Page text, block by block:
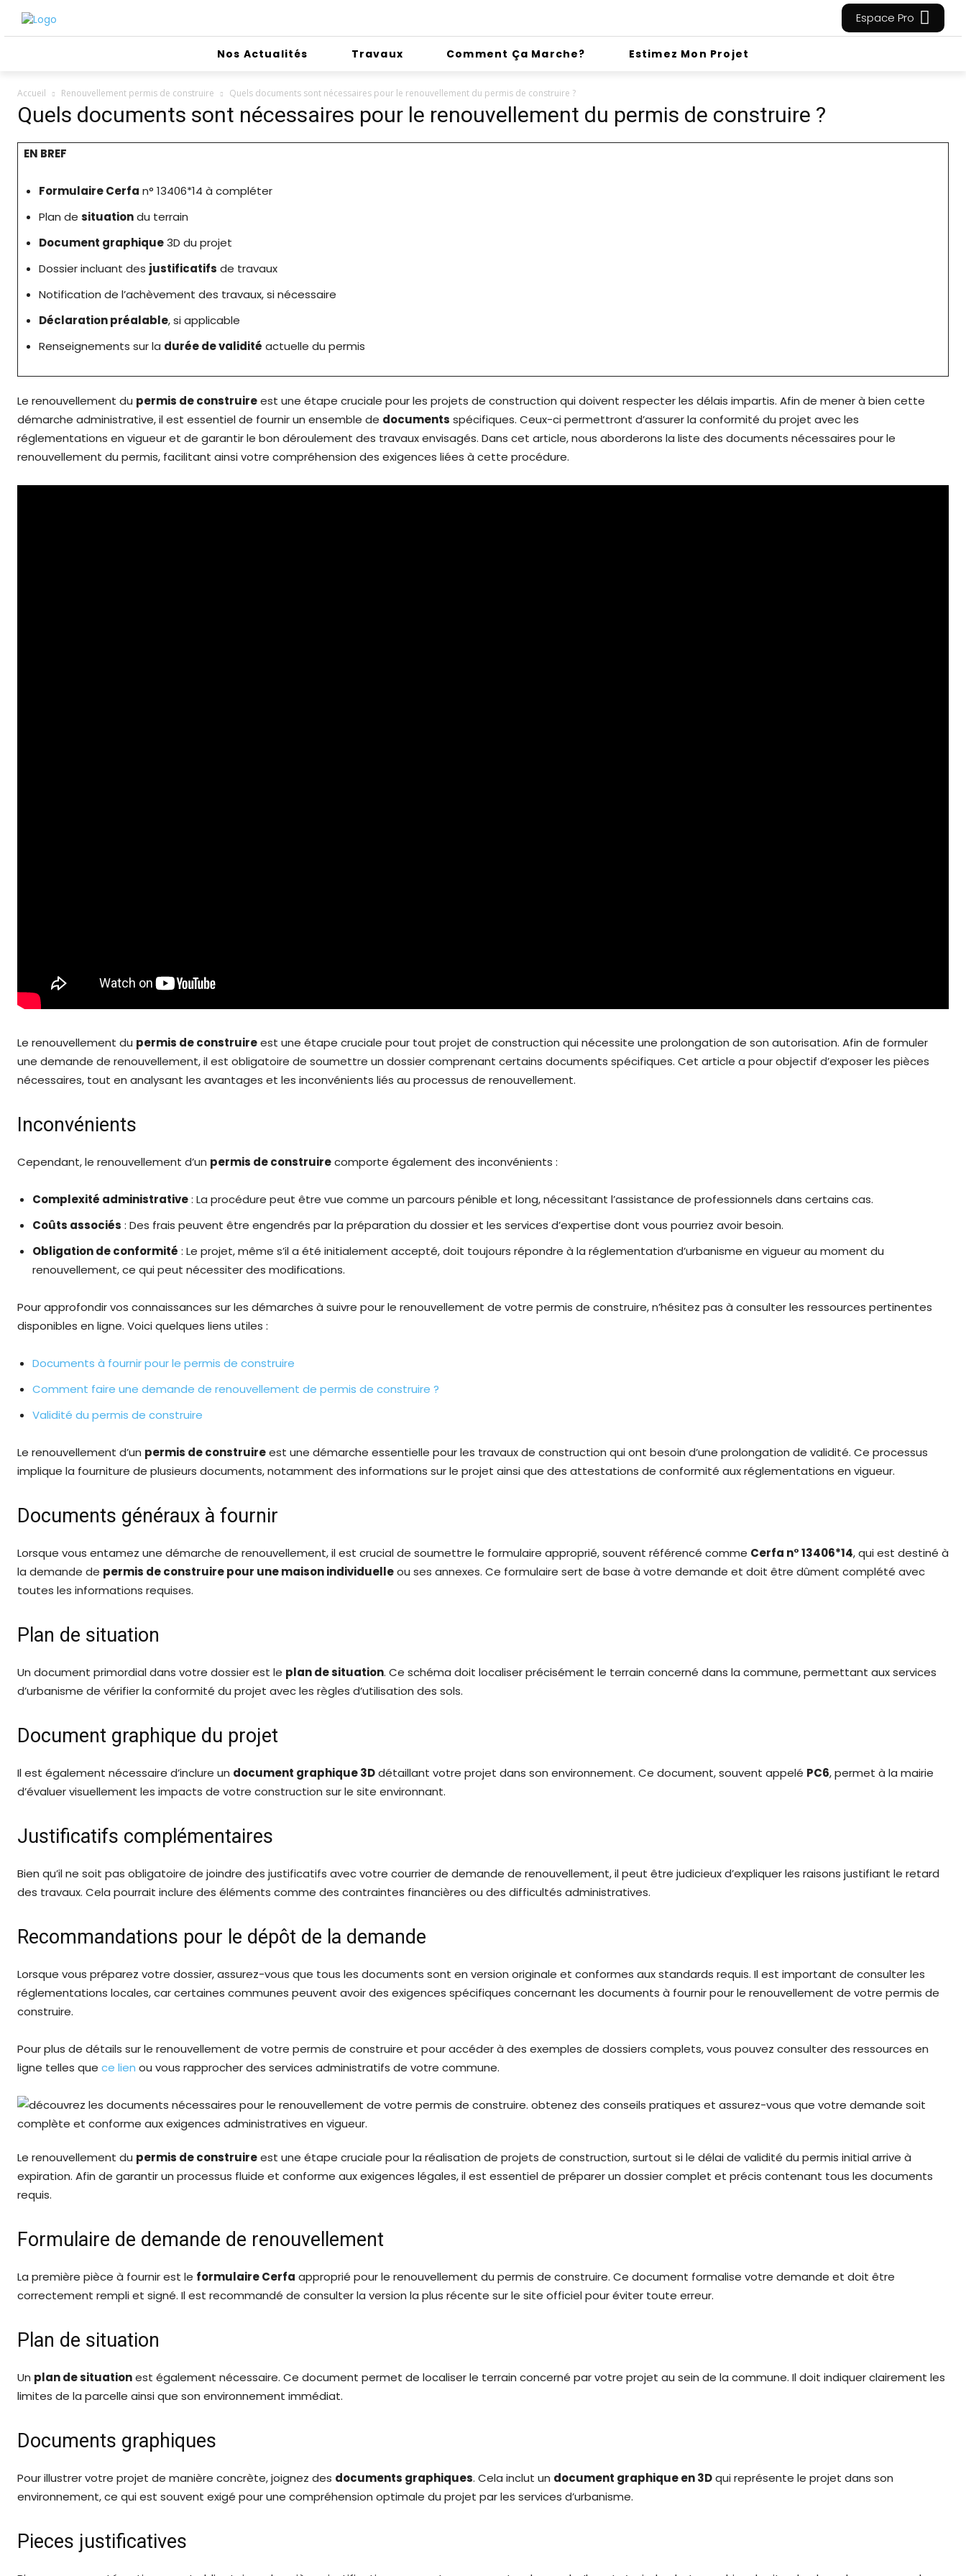
Espace Pro
Nos Actualités Travaux Comment Ça Marche? Estimez Mon Projet
Accueil Renouvellement permis de construire Quels documents sont nécessaires pour le renouvellement du permis de construire ?
Quels documents sont nécessaires pour le renouvellement du permis de construire ?
EN BREF
Formulaire Cerfa n° 13406*14 à compléter
Plan de situationdu terrain
Document graphique3D du projet
Dossier incluant des justificatifs de travaux
Notification de l’achèvement des travaux, si nécessaire
Déclaration préalable, si applicable
Renseignements sur la durée de validité actuelle du permis
Le renouvellement du permis de construireest une étape cruciale pour les projets de construction qui doivent respecter les délais impartis. Afin de mener à bien cette
démarche administrative, il est essentiel de fournir un ensemble de documents spécifiques. Ceux-ci permettront d’assurer la conformité du projet avec les
réglementations en vigueur et de garantir le bon déroulement des travaux envisagés. Dans cet article, nous aborderons la liste des documents nécessaires pour le
renouvellement du permis, facilitant ainsi votre compréhension des exigences liées à cette procédure.
Le renouvellement du permis de construireest une étape cruciale pour tout projet de construction qui nécessite une prolongation de son autorisation. Afin de formuler
une demande de renouvellement, il est obligatoire de soumettre un dossier comprenant certains documents spécifiques. Cet article a pour objectif d’exposer les pièces
nécessaires, tout en analysant les avantages et les inconvénients liés au processus de renouvellement.
Inconvénients
Cependant, le renouvellement d’un permis de construirecomporte également des inconvénients :
Complexité administrative: La procédure peut être vue comme un parcours pénible et long, nécessitant l’assistance de professionnels dans certains cas.
Coûts associés : Des frais peuvent être engendrés par la préparation du dossier et les services d’expertise dont vous pourriez avoir besoin.
Obligation de conformité : Le projet, même s’il a été initialement accepté, doit toujours répondre à la réglementation d’urbanisme en vigueur au moment du
renouvellement, ce qui peut nécessiter des modifications.
Pour approfondir vos connaissances sur les démarches à suivre pour le renouvellement de votre permis de construire, n’hésitez pas à consulter les ressources pertinentes
disponibles en ligne. Voici quelques liens utiles :
Documents à fournir pour le permis de construire
Comment faire une demande de renouvellement de permis de construire ?
Validité du permis de construire
Le renouvellement d’un permis de construireest une démarche essentielle pour les travaux de construction qui ont besoin d’une prolongation de validité. Ce processus
implique la fourniture de plusieurs documents, notamment des informations sur le projet ainsi que des attestations de conformité aux réglementations en vigueur.
Documents généraux à fournir
Lorsque vous entamez une démarche de renouvellement, il est crucial de soumettre le formulaire approprié, souvent référencé comme Cerfa n° 13406*14, qui est destiné à
la demande de permis de construire pour une maison individuelleou ses annexes. Ce formulaire sert de base à votre demande et doit être dûment complété avec
toutes les informations requises.
Plan de situation
Un document primordial dans votre dossier est le plan de situation. Ce schéma doit localiser précisément le terrain concerné dans la commune, permettant aux services
d’urbanisme de vérifier la conformité du projet avec les règles d’utilisation des sols.
Document graphique du projet
Il est également nécessaire d’inclure un document graphique 3Ddétaillant votre projet dans son environnement. Ce document, souvent appelé PC6, permet à la mairie
d’évaluer visuellement les impacts de votre construction sur le site environnant.
Justificatifs complémentaires
Bien qu’il ne soit pas obligatoire de joindre des justificatifs avec votre courrier de demande de renouvellement, il peut être judicieux d’expliquer les raisons justifiant le retard
des travaux. Cela pourrait inclure des éléments comme des contraintes financières ou des difficultés administratives.
Recommandations pour le dépôt de la demande
Lorsque vous préparez votre dossier, assurez-vous que tous les documents sont en version originale et conformes aux standards requis. Il est important de consulter les
réglementations locales, car certaines communes peuvent avoir des exigences spécifiques concernant les documents à fournir pour le renouvellement de votre permis de
construire.
Pour plus de détails sur le renouvellement de votre permis de construire et pour accéder à des exemples de dossiers complets, vous pouvez consulter des ressources en
ligne telles que ce lien ou vous rapprocher des services administratifs de votre commune.
Le renouvellement du permis de construireest une étape cruciale pour la réalisation de projets de construction, surtout si le délai de validité du permis initial arrive à
expiration. Afin de garantir un processus fluide et conforme aux exigences légales, il est essentiel de préparer un dossier complet et précis contenant tous les documents
requis.
Formulaire de demande de renouvellement
La première pièce à fournir est le formulaire Cerfa approprié pour le renouvellement du permis de construire. Ce document formalise votre demande et doit être
correctement rempli et signé. Il est recommandé de consulter la version la plus récente sur le site officiel pour éviter toute erreur.
Plan de situation
Un plan de situationest également nécessaire. Ce document permet de localiser le terrain concerné par votre projet au sein de la commune. Il doit indiquer clairement les
limites de la parcelle ainsi que son environnement immédiat.
Documents graphiques
Pour illustrer votre projet de manière concrète, joignez des documents graphiques. Cela inclut un document graphique en 3Dqui représente le projet dans son
environnement, ce qui est souvent exigé pour une compréhension optimale du projet par les services d’urbanisme.
Pieces justificatives